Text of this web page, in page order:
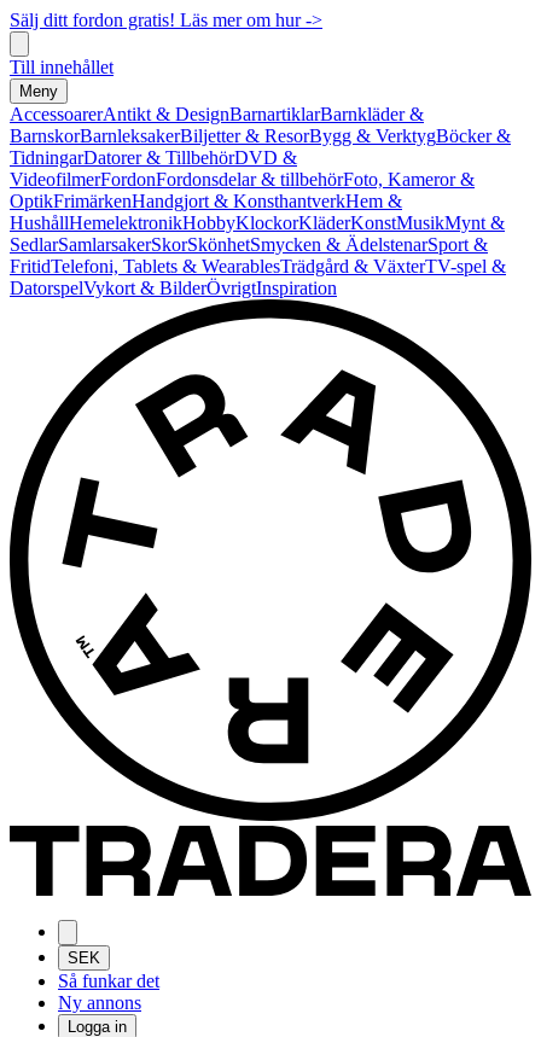
Sälj ditt fordon gratis! Läs mer om hur ->
Till innehållet
Meny
AccessoarerAntikt & DesignBarnartiklarBarnkläder &
BarnskorBarnleksakerBiljetter & ResorBygg & VerktygBöcker &
TidningarDatorer & TillbehörDVD &
VideofilmerFordonFordonsdelar & tillbehörFoto, Kameror &
OptikFrimärkenHandgjort & KonsthantverkHem &
HushållHemelektronikHobbyKlockorKläderKonstMusikMynt &
SedlarSamlarsakerSkorSkönhetSmycken & ÄdelstenarSport &
FritidTelefoni, Tablets & WearablesTrädgård & VäxterTV-spel &
DatorspelVykort & BilderÖvrigtInspiration
SEK
Så funkar det
Ny annons
Logga in